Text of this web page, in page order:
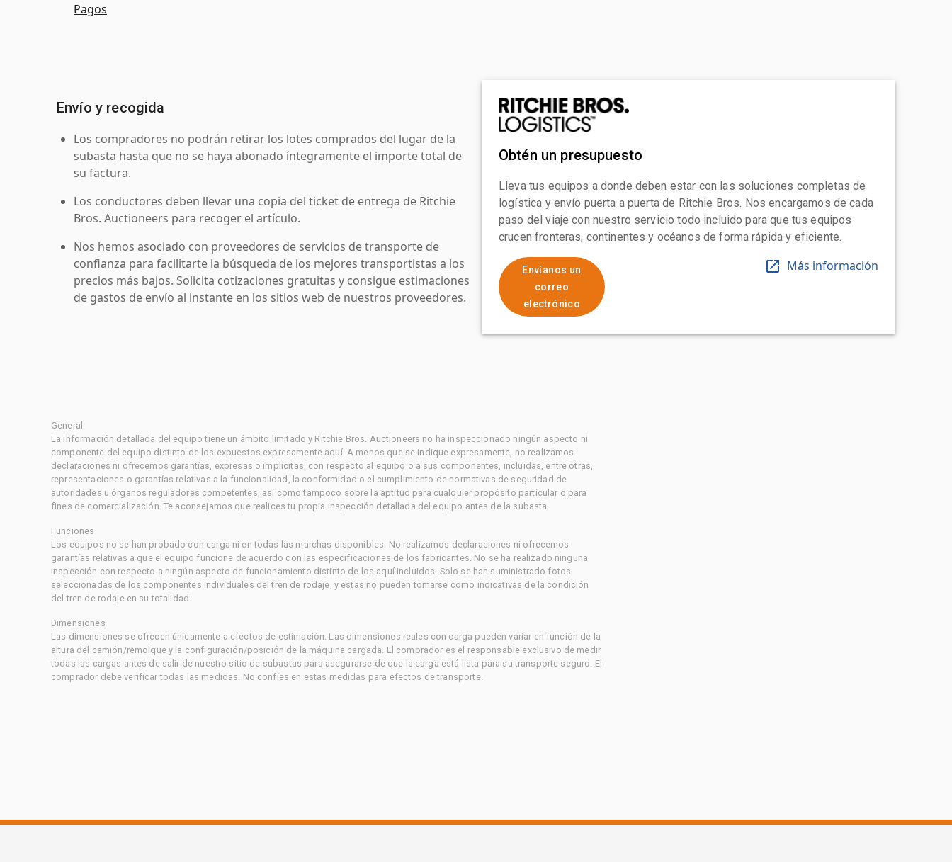
Pagos
Envío y recogida
Los compradores no podrán retirar los lotes comprados del lugar de la
subasta hasta que no se haya abonado íntegramente el importe total de
su factura.
Los conductores deben llevar una copia del ticket de entrega de Ritchie
Bros. Auctioneers para recoger el artículo.
Nos hemos asociado con proveedores de servicios de transporte de
confianza para facilitarte la búsqueda de los mejores transportistas a los
precios más bajos. Solicita cotizaciones gratuitas y consigue estimaciones
de gastos de envío al instante en los sitios web de nuestros proveedores.
Obtén un presupuesto
Lleva tus equipos a donde deben estar con las soluciones completas de
logística y envío puerta a puerta de Ritchie Bros. Nos encargamos de cada
paso del viaje con nuestro servicio todo incluido para que tus equipos
crucen fronteras, continentes y océanos de forma rápida y eficiente.
Envíanos un
correo
electrónico
Más información
General
La información detallada del equipo tiene un ámbito limitado y Ritchie Bros. Auctioneers no ha inspeccionado ningún aspecto ni
componente del equipo distinto de los expuestos expresamente aquí. A menos que se indique expresamente, no realizamos
declaraciones ni ofrecemos garantías, expresas o implícitas, con respecto al equipo o a sus componentes, incluidas, entre otras,
representaciones o garantías relativas a la funcionalidad, la conformidad o el cumplimiento de normativas de seguridad de
autoridades u órganos reguladores competentes, así como tampoco sobre la aptitud para cualquier propósito particular o para
fines de comercialización. Te aconsejamos que realices tu propia inspección detallada del equipo antes de la subasta.
Funciones
Los equipos no se han probado con carga ni en todas las marchas disponibles. No realizamos declaraciones ni ofrecemos
garantías relativas a que el equipo funcione de acuerdo con las especificaciones de los fabricantes. No se ha realizado ninguna
inspección con respecto a ningún aspecto de funcionamiento distinto de los aquí incluidos. Solo se han suministrado fotos
seleccionadas de los componentes individuales del tren de rodaje, y estas no pueden tomarse como indicativas de la condición
del tren de rodaje en su totalidad.
Dimensiones
Las dimensiones se ofrecen únicamente a efectos de estimación. Las dimensiones reales con carga pueden variar en función de la
altura del camión/remolque y la configuración/posición de la máquina cargada. El comprador es el responsable exclusivo de medir
todas las cargas antes de salir de nuestro sitio de subastas para asegurarse de que la carga está lista para su transporte seguro. El
comprador debe verificar todas las medidas. No confíes en estas medidas para efectos de transporte.